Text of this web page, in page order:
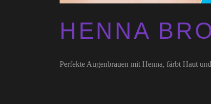
HENNA
Perfekte Augenbrauen mit Henna, färbt Haut